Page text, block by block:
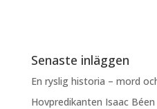
Senaste inläggen
En ryslig historia – mord
Hovpredikanten Isaac Béen